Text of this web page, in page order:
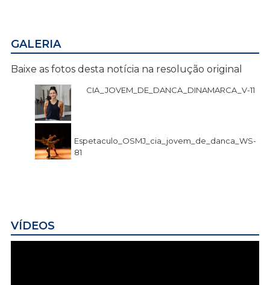
GALERIA
Baixe as fotos desta notícia na resolução original
CIA_JOVEM_DE_DANCA_DINAMARCA_V-11
Espetaculo_OSMJ_cia_jovem_de_danca_WS-
81
VÍDEOS